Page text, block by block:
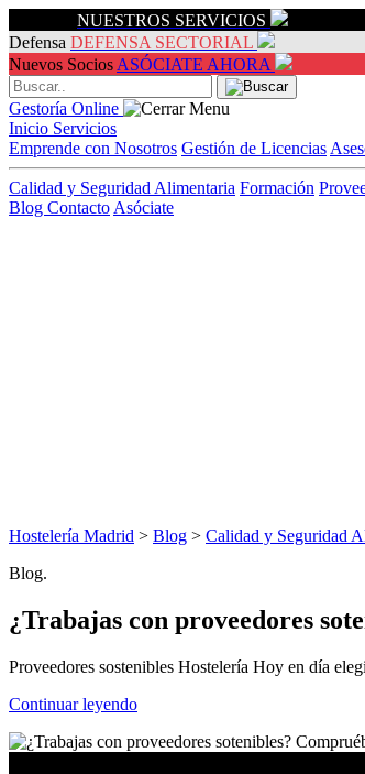
NUESTROS SERVICIOS
Defensa DEFENSA SECTORIAL
Nuevos Socios ASÓCIATE AHORA
Gestoría Online
Inicio Servicios
Emprende con Nosotros Gestión de Licencias
Calidad y Seguridad Alimentaria Formación
Blog Contacto Asóciate
Hostelería Madrid > Blog > Calidad y Seguridad
Blog.
¿Trabajas con proveedores
Proveedores sostenibles Hostelería Hoy en día
Continuar leyendo